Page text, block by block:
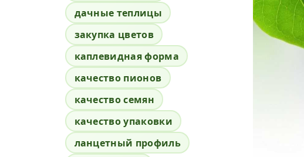
дачные теплицы
закупка цветов
каплевидная форма
качество пионов
качество семян
качество упаковки
ланцетный профиль